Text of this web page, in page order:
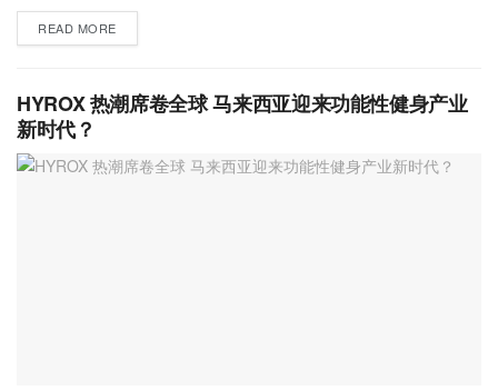
READ MORE
HYROX 热潮席卷全球 马来西亚迎来功能性健身产业
新时代？